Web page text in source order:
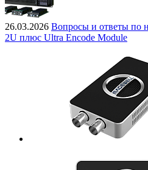
26.03.2026 Вопросы и ответы по
2U плюс Ultra Encode Module